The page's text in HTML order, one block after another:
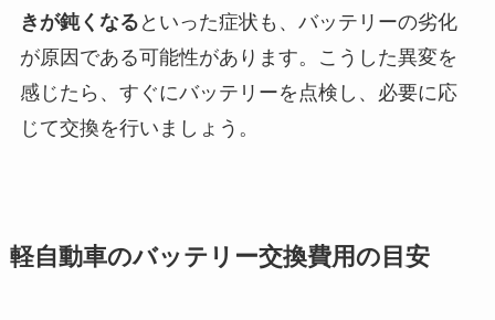
きが鈍くなる といった症状も、バッテリーの劣化
が原因である可能性があります。こうした異変を
感じたら、すぐにバッテリーを点検し、必要に応
じて交換を行いましょう。
軽自動車のバッテリー交換費用の目安